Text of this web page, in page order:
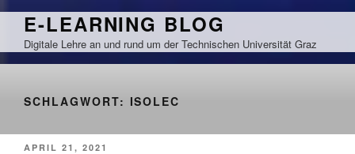
Zum
springen
E-LEARNING BLOG
Digitale Lehre an und rund um der Technischen Universität Graz
SCHLAGWORT: ISOLEC
VERÖFFENTLICHT
APRIL 21, 2021